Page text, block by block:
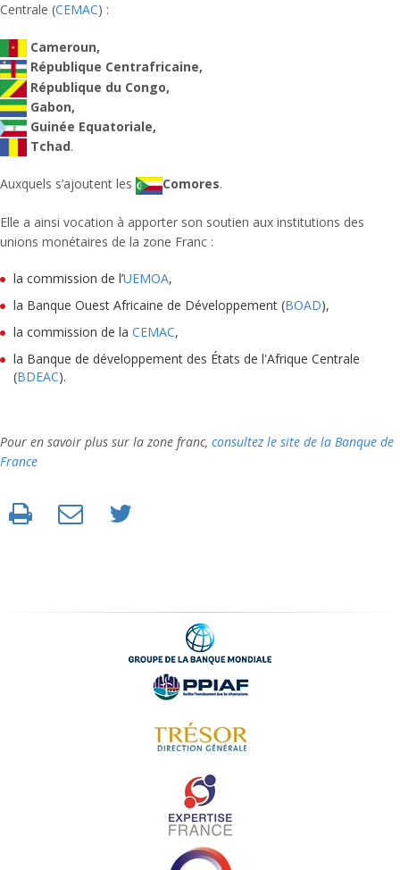
Centrale (CEMAC) :
Cameroun,
République Centrafricaine,
République du Congo,
Gabon,
Guinée Equatoriale,
Tchad.
Auxquels s’ajoutent les Comores.
Elle a ainsi vocation à apporter son soutien aux institutions des
unions monétaires de la zone Franc :
la commission de l’UEMOA,
la Banque Ouest Africaine de Développement (BOAD),
la commission de la CEMAC,
la Banque de développement des États de l'Afrique Centrale
(BDEAC).
Pour en savoir plus sur la zone franc, consultez le site de la Banque de
France